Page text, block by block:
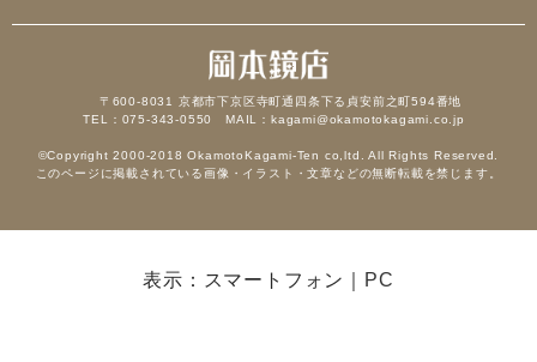
〒600-8031 京都市下京区寺町通四条下る貞安前之町594番地
TEL：075-343-0550 MAIL：kagami@okamotokagami.co.jp
©Copyright 2000-2018 OkamotoKagami-Ten co,ltd. All Rights Reserved.
このページに掲載されている画像・イラスト・文章などの無断転載を禁じます。
表示：スマートフォン｜ PC